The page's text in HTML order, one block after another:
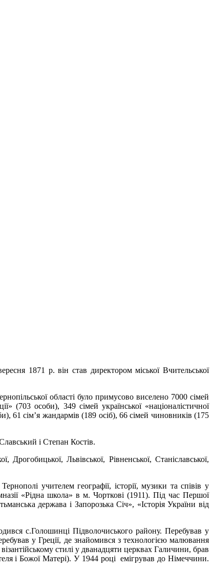
1871 р. він став директором міської Вчительської
області було примусово виселено 7000 сімей
(703 особи), 349 сімей української «націоналістичної
61 сім’я жандармів (189 осіб), 66 сімей чиновників (175
і Степан Костів.
Львівської, Рівненської, Станіславської,
учителем географії, історії, музики та співів у
«Рідна школа» в м. Чорткові (1911). Під час Першої
держава і Запорозька Січ», «Історія України від
с.Голошинці Підволочиського району. Перебував у
у Греції, де знайомився з технологією малювання
стилі у дванадцяти церквах Галичини, брав
і Божої Матері). У 1944 році емігрував до Німеччини.